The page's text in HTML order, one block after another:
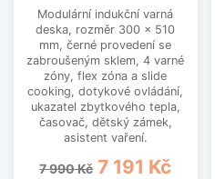
Modulární indukční varná
deska, rozměr 300 x 510
mm, černé provedení se
zabroušeným sklem, 4 varné
zóny, flex zóna a slide
cooking, dotykové ovládání,
ukazatel zbytkového tepla,
časovač, dětský zámek,
asistent vaření.
Běžná cena
7 990 Kč Cena
7 191 Kč